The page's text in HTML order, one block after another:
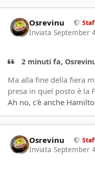
Osrevinu
Inviata September
2 minuti fa,
Ma alla fine della fiera
presa in quel posto è la
Ah no, c'è anche
Osrevinu
Inviata September